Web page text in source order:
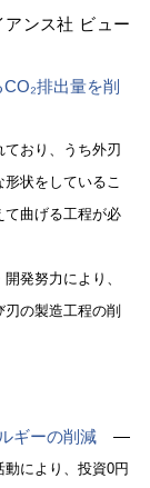
ンス社 ビュー
CO₂排出量を削
おり、うち外刃
状をしているこ
て曲げる工程が必
発努力により、
の製造工程の削
ギーの削減 ―
により、投資0円